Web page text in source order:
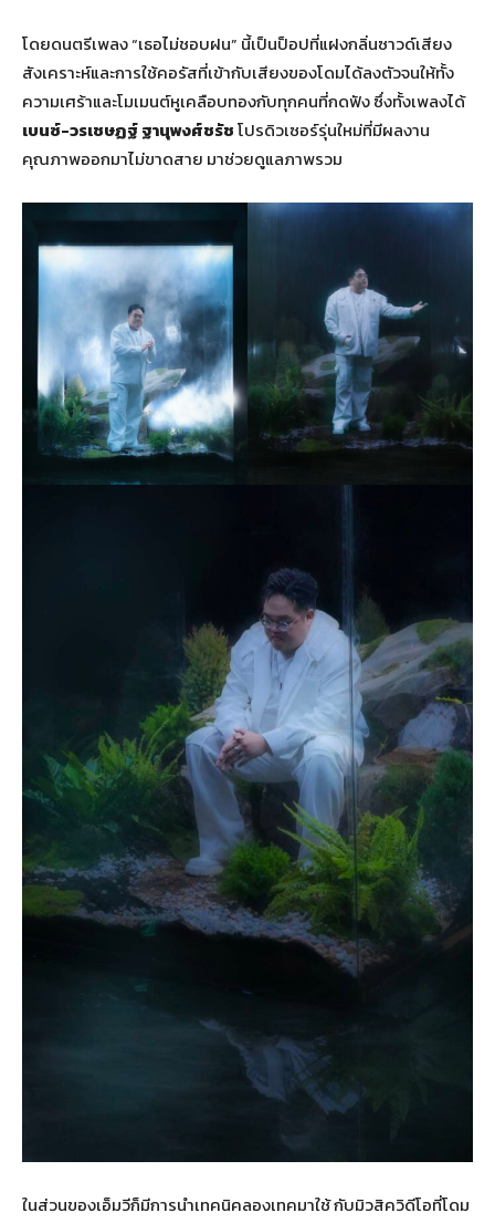
โดยดนตรีเพลง “เธอไม่ชอบฝน” นี้เป็นป็อปที่แฝงกลิ่นซาวด์เสียง
สังเคราะห์และการใช้คอรัสที่เข้ากับเสียงของโดมได้ลงตัวจนให้ทั้ง
ความเศร้าและโมเมนต์หูเคลือบทองกับทุกคนที่กดฟัง ซึ่งทั้งเพลงได้
เบนซ์-วรเชษฏฐ์ ฐานุพงศ์ชรัชโปรดิวเซอร์รุ่นใหม่ที่มีผลงาน
คุณภาพออกมาไม่ขาดสาย มาช่วยดูแลภาพรวม
ในส่วนของเอ็มวีก็มีการนำเทคนิคลองเทคมาใช้ กับมิวสิควิดีโอที่โดม